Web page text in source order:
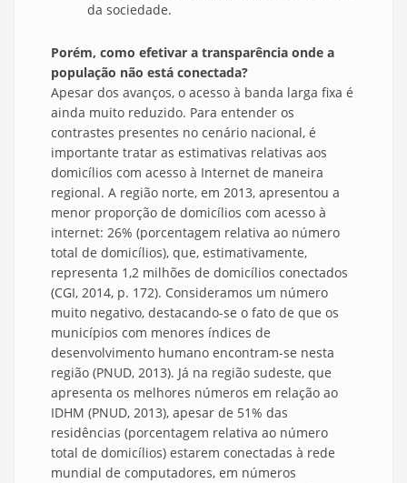
da sociedade.
Porém, como efetivar a transparência onde a
população não está conectada?
Apesar dos avanços, o acesso à banda larga fixa é
ainda muito reduzido. Para entender os
contrastes presentes no cenário nacional, é
importante tratar as estimativas relativas aos
domicílios com acesso à Internet de maneira
regional. A região norte, em 2013, apresentou a
menor proporção de domicílios com acesso à
internet: 26% (porcentagem relativa ao número
total de domicílios), que, estimativamente,
representa 1,2 milhões de domicílios conectados
(CGI, 2014, p. 172). Consideramos um número
muito negativo, destacando-se o fato de que os
municípios com menores índices de
desenvolvimento humano encontram-se nesta
região (PNUD, 2013). Já na região sudeste, que
apresenta os melhores números em relação ao
IDHM (PNUD, 2013), apesar de 51% das
residências (porcentagem relativa ao número
total de domicílios) estarem conectadas à rede
mundial de computadores, em números